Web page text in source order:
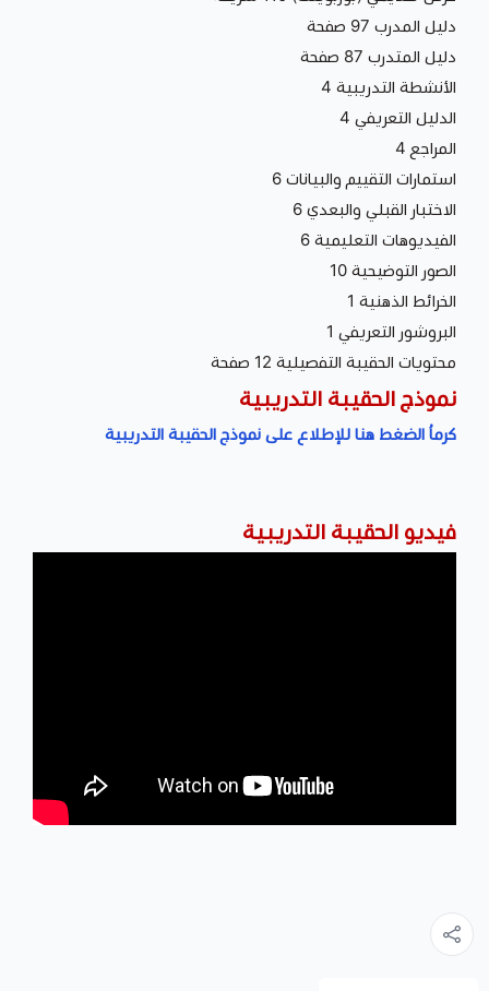
دليل المدرب 97 صفحة
دليل المتدرب 87 صفحة
الأنشطة التدريبية 4
الدليل التعريفي 4
المراجع 4
استمارات التقييم والبيانات 6
الاختبار القبلي والبعدي 6
الفيديوهات التعليمية 6
الصور التوضيحية 10
الخرائط الذهنية 1
البروشور التعريفي 1
محتويات الحقيبة التفصيلية 12 صفحة
نموذج الحقيبة التدريبية
كرماُ الضغط هنا للإطلاع على نموذج الحقيبة التدريبية
فيديو الحقيبة التدريبية